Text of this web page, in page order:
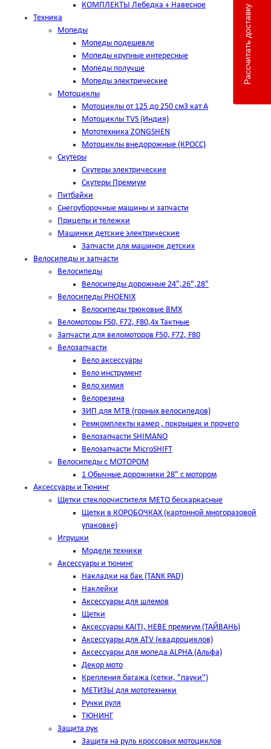
КОМПЛЕКТЫ Лебедка + Навесное
Техника
Мопеды
Мопеды подешевле
Мопеды крупные интересные
Мопеды получше
Мопеды электрические
Мотоциклы
Мотоциклы от 125 до 250 см3 кат А
Мотоциклы TVS (Индия)
Мототехника ZONGSHEN
Мотоциклы внедорожные (КРОСС)
Скутеры
Скутеры электрические
Скутеры Премиум
Питбайки
Снегоуборочные машины и запчасти
Прицепы и тележки
Машинки детские электрические
Запчасти для машинок детских
Велосипеды и запчасти
Велосипеды
Велосипеды дорожные 24",26",28"
Велосипеды PHOENIX
Велосипеды трюковые BMX
Веломоторы F50, F72, F80,4х Тактные
Запчасти для веломоторов F50, F72, F80
Велозапчасти
Вело аксессуары
Вело инструмент
Вело химия
Велорезина
ЗИП для MTB (горных велосипедов)
Ремкомплекты камер , покрышек и прочего
Велозапчасти SHIMANO
Велозапчасти MicroSHIFT
Велосипеды с МОТОРОМ
1 Обычные дорожники 28" с мотором
Аксессуары и Тюнинг
Щетки стеклоочистителя METO бескаркасные
Щетки в КОРОБОЧКАХ (картонной многоразовой
упаковке)
Игрушки
Модели техники
Аксессуары и тюнинг
Накладки на бак (TANK PAD)
Наклейки
Аксессуары для шлемов
Щетки
Аксессуары KAITI, HEBE премиум (ТАЙВАНЬ)
Аксессуары для ATV (квадроциклов)
Аксессуары для мопеда ALPHA (Альфа)
Декор мото
Крепления багажа (сетки, "пауки")
МЕТИЗЫ для мототехники
Ручки руля
ТЮНИНГ
Защита рук
Защита на руль кроссовых мотоциклов
Рассчитать доставку